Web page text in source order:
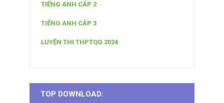
TIẾNG ANH CẤP 2
TIẾNG ANH CẤP 3
LUYỆN THI THPTQG 2024
TOP DOWNLOAD: